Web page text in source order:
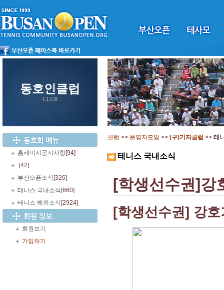
동호인클럽
CLUB
홈페이지공지사항[94]
.[42]
부산오픈소식 [326]
테니스 국내소식 [660]
테니스 해외소식 [2924]
회원보기
가입하기
클럽 >> 운영자모임 >> (구)기자클럽 >> 테
테니스 국내소식
[학생선수권]강
[학생선수권] 강